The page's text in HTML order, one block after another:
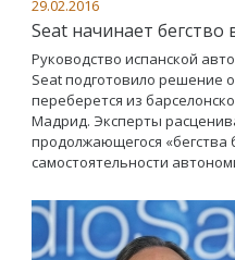
29.02.2016
Seat начинает
Руководство испанской
Seat подготовило решение
переберется из
Мадрид. Эксперты
продолжающегося «бегства
самостоятельности